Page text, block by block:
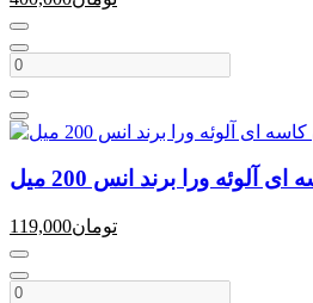
ورا برند انس 200 میل
119,000تومان